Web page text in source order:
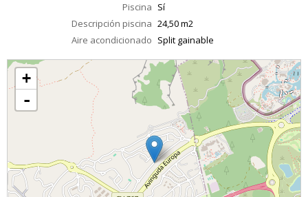
Piscina Sí
Descripción piscina 24,50 m2
Aire acondicionado Split gainable
+
-